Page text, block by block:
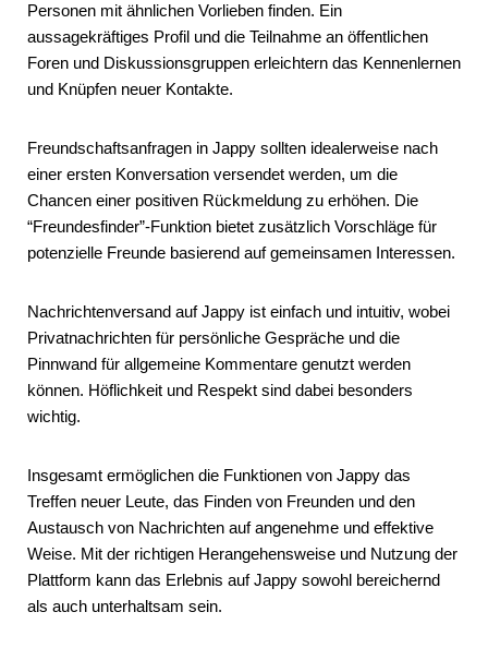
Personen mit ähnlichen Vorlieben finden. Ein
aussagekräftiges Profil und die Teilnahme an öffentlichen
Foren und Diskussionsgruppen erleichtern das Kennenlernen
und Knüpfen neuer Kontakte.
Freundschaftsanfragen in Jappy sollten idealerweise nach
einer ersten Konversation versendet werden, um die
Chancen einer positiven Rückmeldung zu erhöhen. Die
“Freundesfinder”-Funktion bietet zusätzlich Vorschläge für
potenzielle Freunde basierend auf gemeinsamen Interessen.
Nachrichtenversand auf Jappy ist einfach und intuitiv, wobei
Privatnachrichten für persönliche Gespräche und die
Pinnwand für allgemeine Kommentare genutzt werden
können. Höflichkeit und Respekt sind dabei besonders
wichtig.
Insgesamt ermöglichen die Funktionen von Jappy das
Treffen neuer Leute, das Finden von Freunden und den
Austausch von Nachrichten auf angenehme und effektive
Weise. Mit der richtigen Herangehensweise und Nutzung der
Plattform kann das Erlebnis auf Jappy sowohl bereichernd
als auch unterhaltsam sein.